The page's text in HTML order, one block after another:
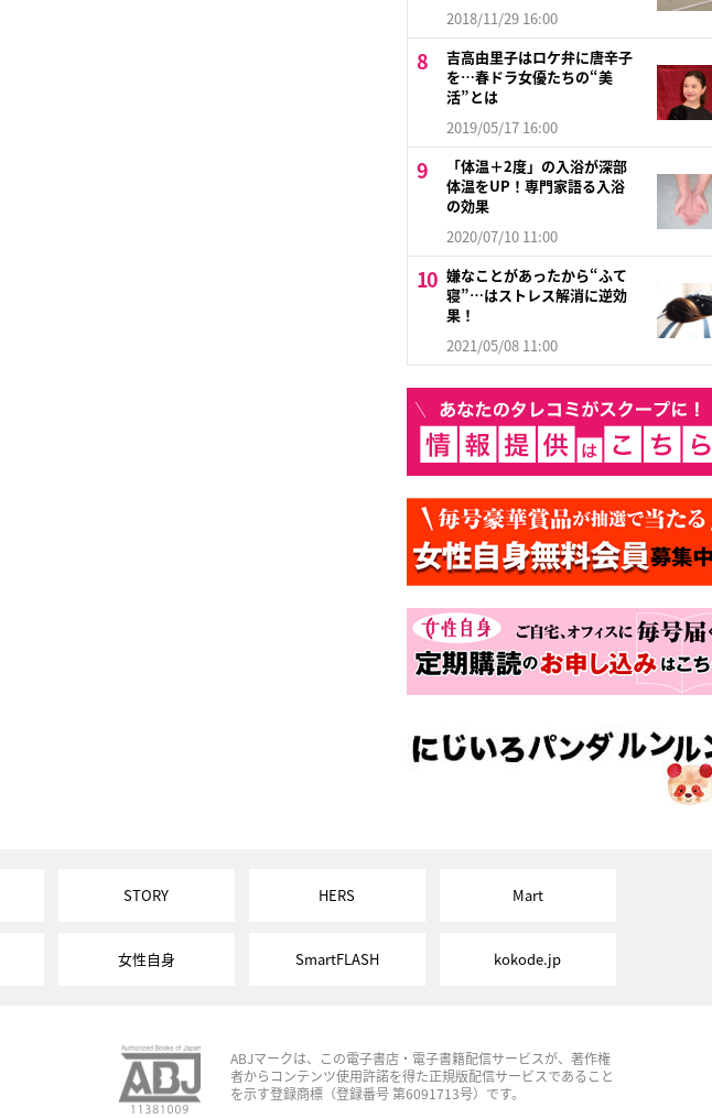
2018/11/29 16:00
吉高由里子はロケ弁に唐辛子
を…春ドラ女優たちの“美
活”とは
2019/05/17 16:00
「体温＋2度」の入浴が深部
体温をUP！専門家語る入浴
の効果
2020/07/10 11:00
嫌なことがあったから“ふて
寝”…はストレス解消に逆効
果！
2021/05/08 11:00
STORY HERS Mart
女性自身 SmartFLASH kokode.jp
ABJマークは、この電子書店・電子書籍配信サービスが、著作権
者からコンテンツ使用許諾を得た正規版配信サービスであること
を示す登録商標（登録番号 第6091713号）です。